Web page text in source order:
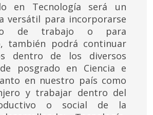
en Tecnología será un
versátil para incorporarse
de trabajo o para
también podrá continuar
dentro de los diversos
posgrado en Ciencia e
en nuestro país como
y trabajar dentro del
o social de la